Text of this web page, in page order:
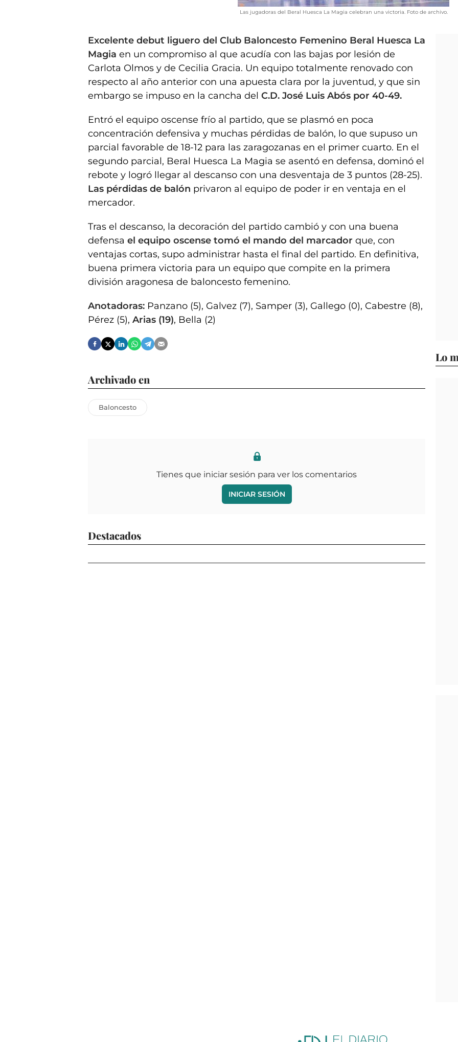
Las jugadoras del Beral Huesca La Magia celebran una victoria. Foto de archivo.
Excelente debut liguero del Club Baloncesto Femenino Beral Huesca La
Magia en un compromiso al que acudía con las bajas por lesión de
Carlota Olmos y de Cecilia Gracia. Un equipo totalmente renovado con
respecto al año anterior con una apuesta clara por la juventud, y que sin
embargo se impuso en la cancha del C.D. José Luis Abós por 40-49.
Entró el equipo oscense frío al partido, que se plasmó en poca
concentración defensiva y muchas pérdidas de balón, lo que supuso un
parcial favorable de 18-12 para las zaragozanas en el primer cuarto. En el
segundo parcial, Beral Huesca La Magia se asentó en defensa, dominó el
rebote y logró llegar al descanso con una desventaja de 3 puntos (28-25).
Las pérdidas de balón privaron al equipo de poder ir en ventaja en el
mercador.
Tras el descanso, la decoración del partido cambió y con una buena
defensa el equipo oscense tomó el mando del marcador que, con
ventajas cortas, supo administrar hasta el final del partido. En definitiva,
buena primera victoria para un equipo que compite en la primera
división aragonesa de baloncesto femenino.
Anotadoras: Panzano (5), Galvez (7), Samper (3), Gallego (0), Cabestre (8),
Pérez (5), Arias (19), Bella (2)
Archivado en
Baloncesto
Tienes que iniciar sesión para ver los comentarios
INICIAR SESIÓN
Destacados
Lo